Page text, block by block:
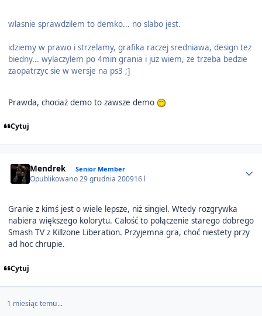
wlasnie sprawdzilem to demko... no slabo jest.
idziemy w prawo i strzelamy, grafika raczej sredniawa, design tez
biedny... wylaczylem po 4min grania i juz wiem, ze trzeba bedzie
zaopatrzyc sie w wersje na ps3 ;]
Prawda, chociaż demo to zawsze demo
Cytuj
Mendrek Senior Member
Opublikowano29 grudnia 200916 l
Granie z kimś jest o wiele lepsze, niż singiel. Wtedy rozgrywka
nabiera większego kolorytu. Całość to połączenie starego dobrego
Smash TV z Killzone Liberation. Przyjemna gra, choć niestety przy
ad hoc chrupie.
Cytuj
1 miesiąc temu...